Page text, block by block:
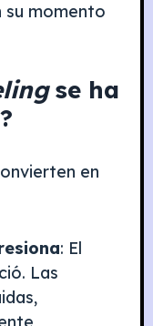
su momento
se ha
en
: El
Las